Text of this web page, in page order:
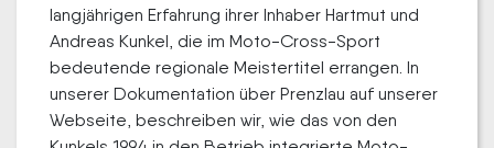
langjährigen Erfahrung ihrer Inhaber Hartmut und
Andreas Kunkel, die im Moto-Cross-Sport
bedeutende regionale Meistertitel errangen. In
unserer Dokumentation über Prenzlau auf unserer
Webseite, beschreiben wir, wie das von den